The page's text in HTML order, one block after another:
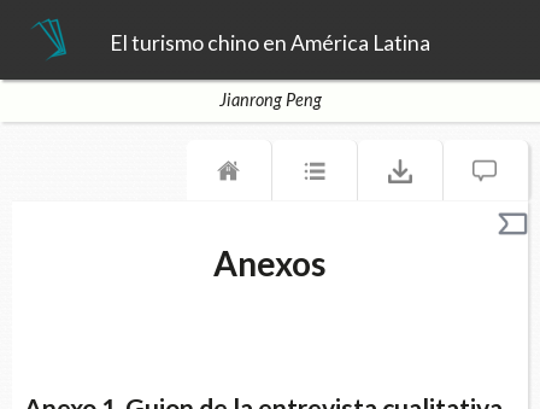
El turismo chino en América Latina
Jianrong Peng
Anexos